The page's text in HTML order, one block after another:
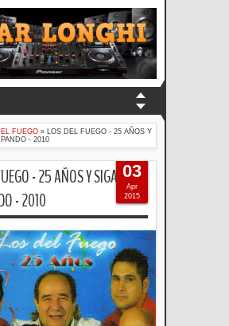
FUEGO »
LOS DEL FUEGO - 25 AÑOS Y
- 2010
- 25 AÑOS Y SIGANLA
- 2010
03
Apr
2015